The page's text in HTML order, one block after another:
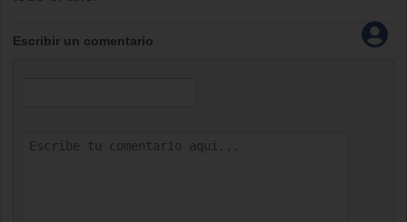
Escribir un comentario